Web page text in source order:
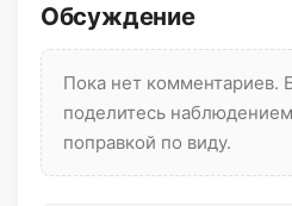
Обсуждение
Пока нет комментариев.
поделитесь
поправкой по виду.